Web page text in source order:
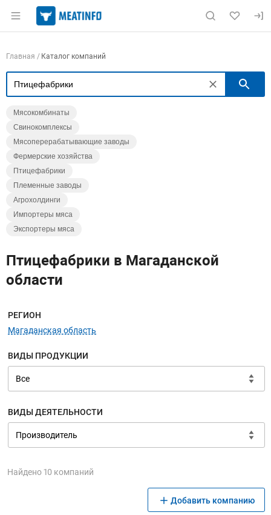
Раздел навигации по сайту meatinfo.ru
Навигация по компаниям
Главная Каталог компаний
Мясокомбинаты
Свинокомплексы
Мясоперерабатывающие заводы
Фермерские хозяйства
Птицефабрики
Племенные заводы
Агрохолдинги
Импортеры мяса
Экспортеры мяса
Птицефабрики в Магаданской
области
Меню навигации
РЕГИОН
Магаданская область
ВИДЫ ПРОДУКЦИИ
ВИДЫ ДЕЯТЕЛЬНОСТИ
Найдено 10 компаний
Добавить компанию